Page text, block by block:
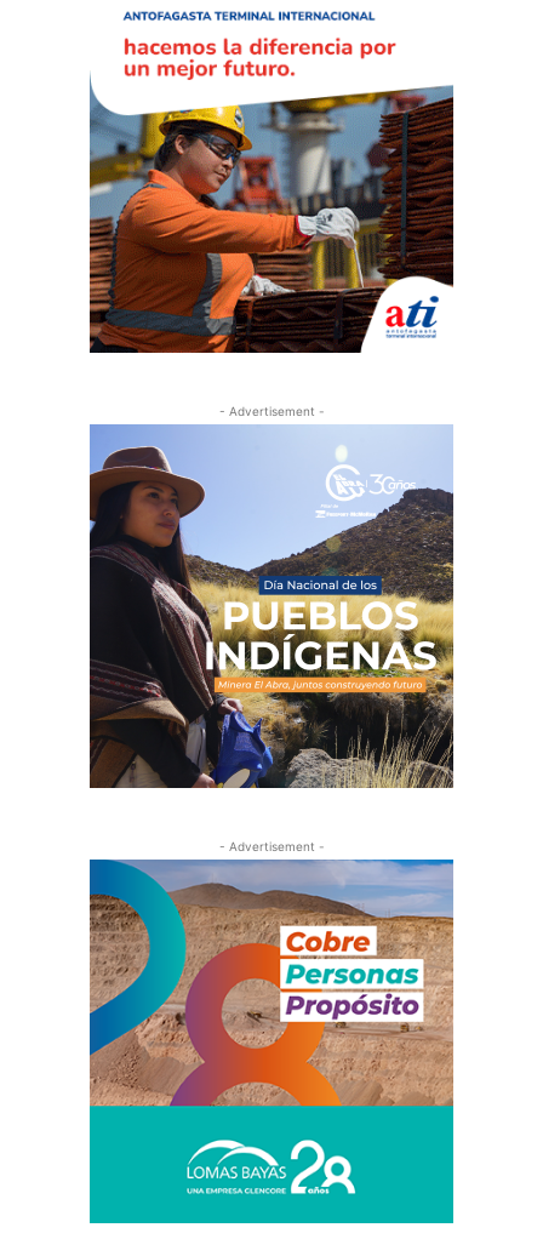
- Advertisement -
- Advertisement -